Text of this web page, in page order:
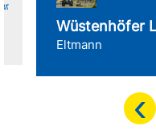
Wüstenhöfer
Eltmann
‹